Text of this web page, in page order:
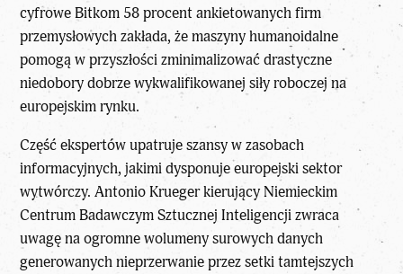
cyfrowe Bitkom 58 procent ankietowanych firm
przemysłowych zakłada, że maszyny humanoidalne
pomogą w przyszłości zminimalizować drastyczne
niedobory dobrze wykwalifikowanej siły roboczej na
europejskim rynku.
Część ekspertów upatruje szansy w zasobach
informacyjnych, jakimi dysponuje europejski sektor
wytwórczy. Antonio Krueger kierujący Niemieckim
Centrum Badawczym Sztucznej Inteligencji zwraca
uwagę na ogromne wolumeny surowych danych
generowanych nieprzerwanie przez setki tamtejszych